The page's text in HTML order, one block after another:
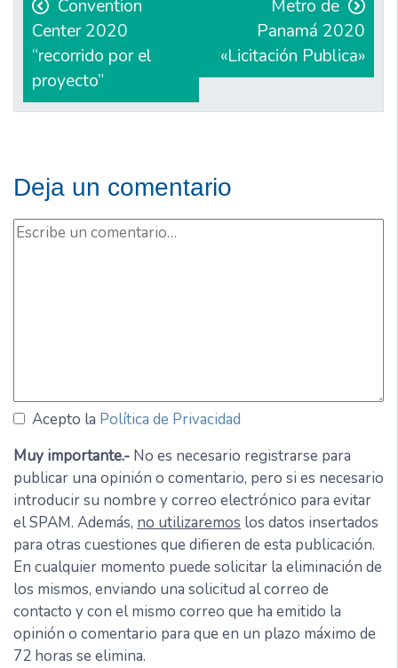
de
entradas
Convention
Center 2020
“recorrido por el
proyecto”
Metro de
Panamá 2020
«Licitación Publica»
Deja un comentario
Acepto la Política de Privacidad
Muy importante.- No es necesario registrarse para
publicar una opinión o comentario, pero si es necesario
introducir su nombre y correo electrónico para evitar
el SPAM. Además, no utilizaremos los datos insertados
para otras cuestiones que difieren de esta publicación.
En cualquier momento puede solicitar la eliminación de
los mismos, enviando una solicitud al correo de
contacto y con el mismo correo que ha emitido la
opinión o comentario para que en un plazo máximo de
72 horas se elimina.